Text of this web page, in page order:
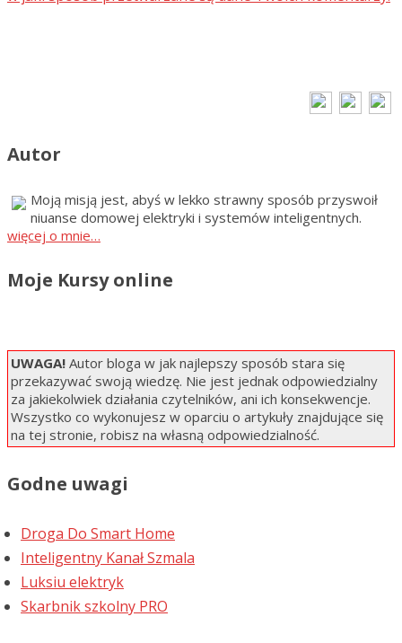
Autor
Moją misją jest, abyś w lekko strawny sposób przyswoił
niuanse domowej elektryki i systemów inteligentnych.
więcej o mnie…
Moje Kursy online
UWAGA! Autor bloga w jak najlepszy sposób stara się
przekazywać swoją wiedzę. Nie jest jednak odpowiedzialny
za jakiekolwiek działania czytelników, ani ich konsekwencje.
Wszystko co wykonujesz w oparciu o artykuły znajdujące się
na tej stronie, robisz na własną odpowiedzialność.
Godne uwagi
Droga Do Smart Home
Inteligentny Kanał Szmala
Luksiu elektryk
Skarbnik szkolny PRO